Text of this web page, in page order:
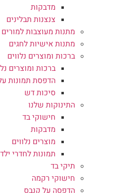
מדבקות
צנצנות תבלינים
מתנות מעוצבות למורים
מתנות אישיות לחגים
ברכות ומוצרים נלווים
ברכות ומוצרים
הדפסת תמונות
סיכות דש
התינוקות שלנו
חישוקי בד
מדבקות
מוצרים נלווים
תמונות לחדרי
תיקי בד
חישוקי רקמה
הדפסה על קנבס